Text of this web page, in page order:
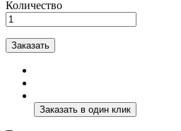
Количество
Заказать